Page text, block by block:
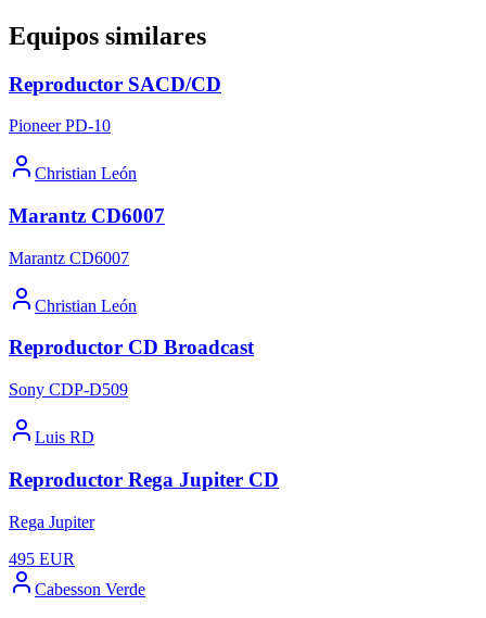
Equipos similares
Reproductor SACD/CD
Pioneer PD-10
Christian León
Marantz CD6007
Marantz CD6007
Christian León
Reproductor CD Broadcast
Sony CDP-D509
Luis RD
Reproductor Rega Jupiter CD
Rega Jupiter
495 EUR
Cabesson Verde